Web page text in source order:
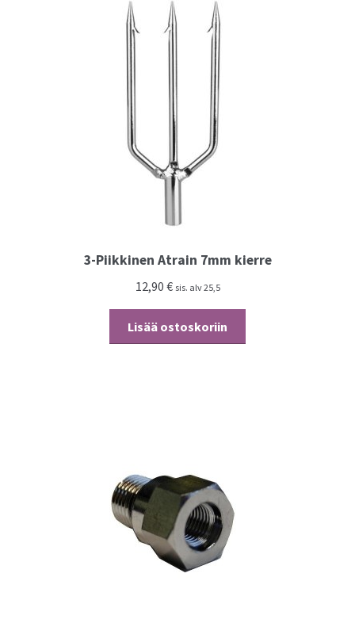
3-Piikkinen Atrain 7mm kierre
12,90 € sis. alv 25,5
Lisää ostoskoriin